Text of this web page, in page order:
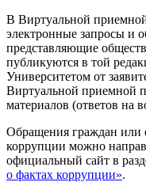
В Виртуальной
электронные запросы и
представляющие
публикуются в той
Университетом от
Виртуальной приемной
материалов (ответов на
Обращения граждан или
коррупции можно
официальный сайт в
о фактах коррупции».